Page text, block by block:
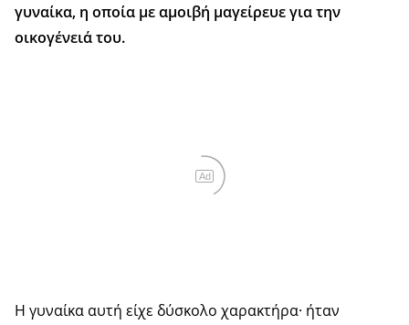
γυναίκα, η οποία με αμοιβή μαγείρευε για την
οικογένειά του.
Ad
Η γυναίκα αυτή είχε δύσκολο χαρακτήρα· ήταν